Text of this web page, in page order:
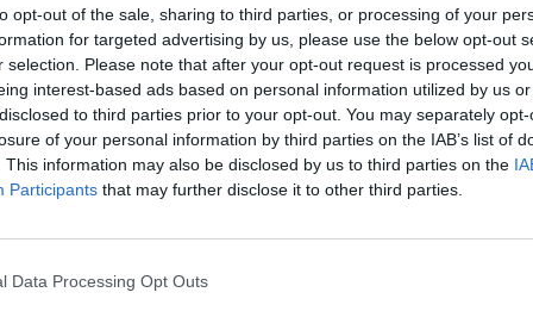
opt-out of the sale, sharing to third parties, or processing of your
for targeted advertising by us, please use the below opt-out
selection. Please note that after your opt-out request is processed
interest-based ads based on personal information utilized by us
to third parties prior to your opt-out. You may separately
of your personal information by third parties on the IAB’s list of
This information may also be disclosed by us to third parties on the
Participants that may further disclose it to other third parties.
Data Processing Opt Outs
auf dem
verteilen.
einschlagen, so
nicht herauslaufen
einem Strudel einrollen.
Backpapier ausgelegtes
der restlichen
und
schieben. Unbedingt